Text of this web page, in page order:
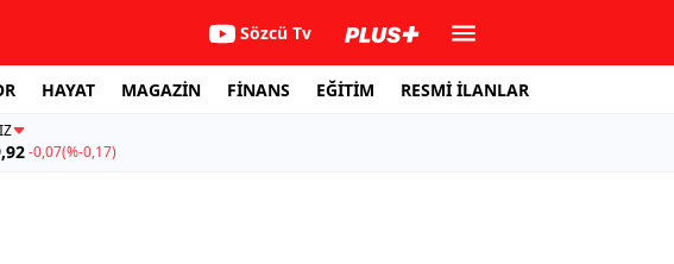
Sözcü Tv
HAYAT MAGAZİN FİNANS EĞİTİM RESMİ İLANLAR
-0,07(%-0,17)